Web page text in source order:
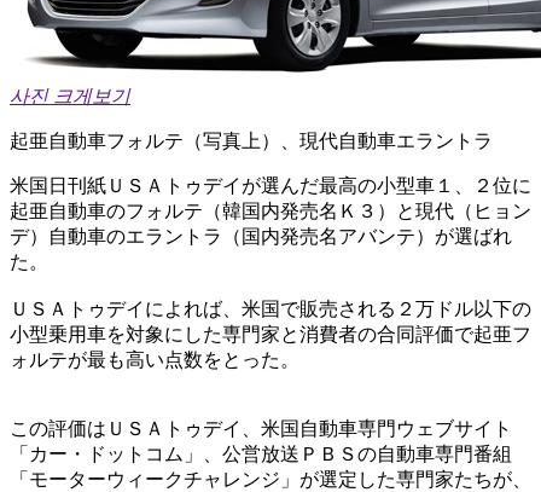
사진 크게보기
起亜自動車フォルテ（写真上）、現代自動車エラントラ
米国日刊紙ＵＳＡトゥデイが選んだ最高の小型車１、２位に
起亜自動車のフォルテ（韓国内発売名Ｋ３）と現代（ヒョン
デ）自動車のエラントラ（国内発売名アバンテ）が選ばれ
た。
ＵＳＡトゥデイによれば、米国で販売される２万ドル以下の
小型乗用車を対象にした専門家と消費者の合同評価で起亜フ
ォルテが最も高い点数をとった。
この評価はＵＳＡトゥデイ、米国自動車専門ウェブサイト
「カー・ドットコム」、公営放送ＰＢＳの自動車専門番組
「モーターウィークチャレンジ」が選定した専門家たちが、